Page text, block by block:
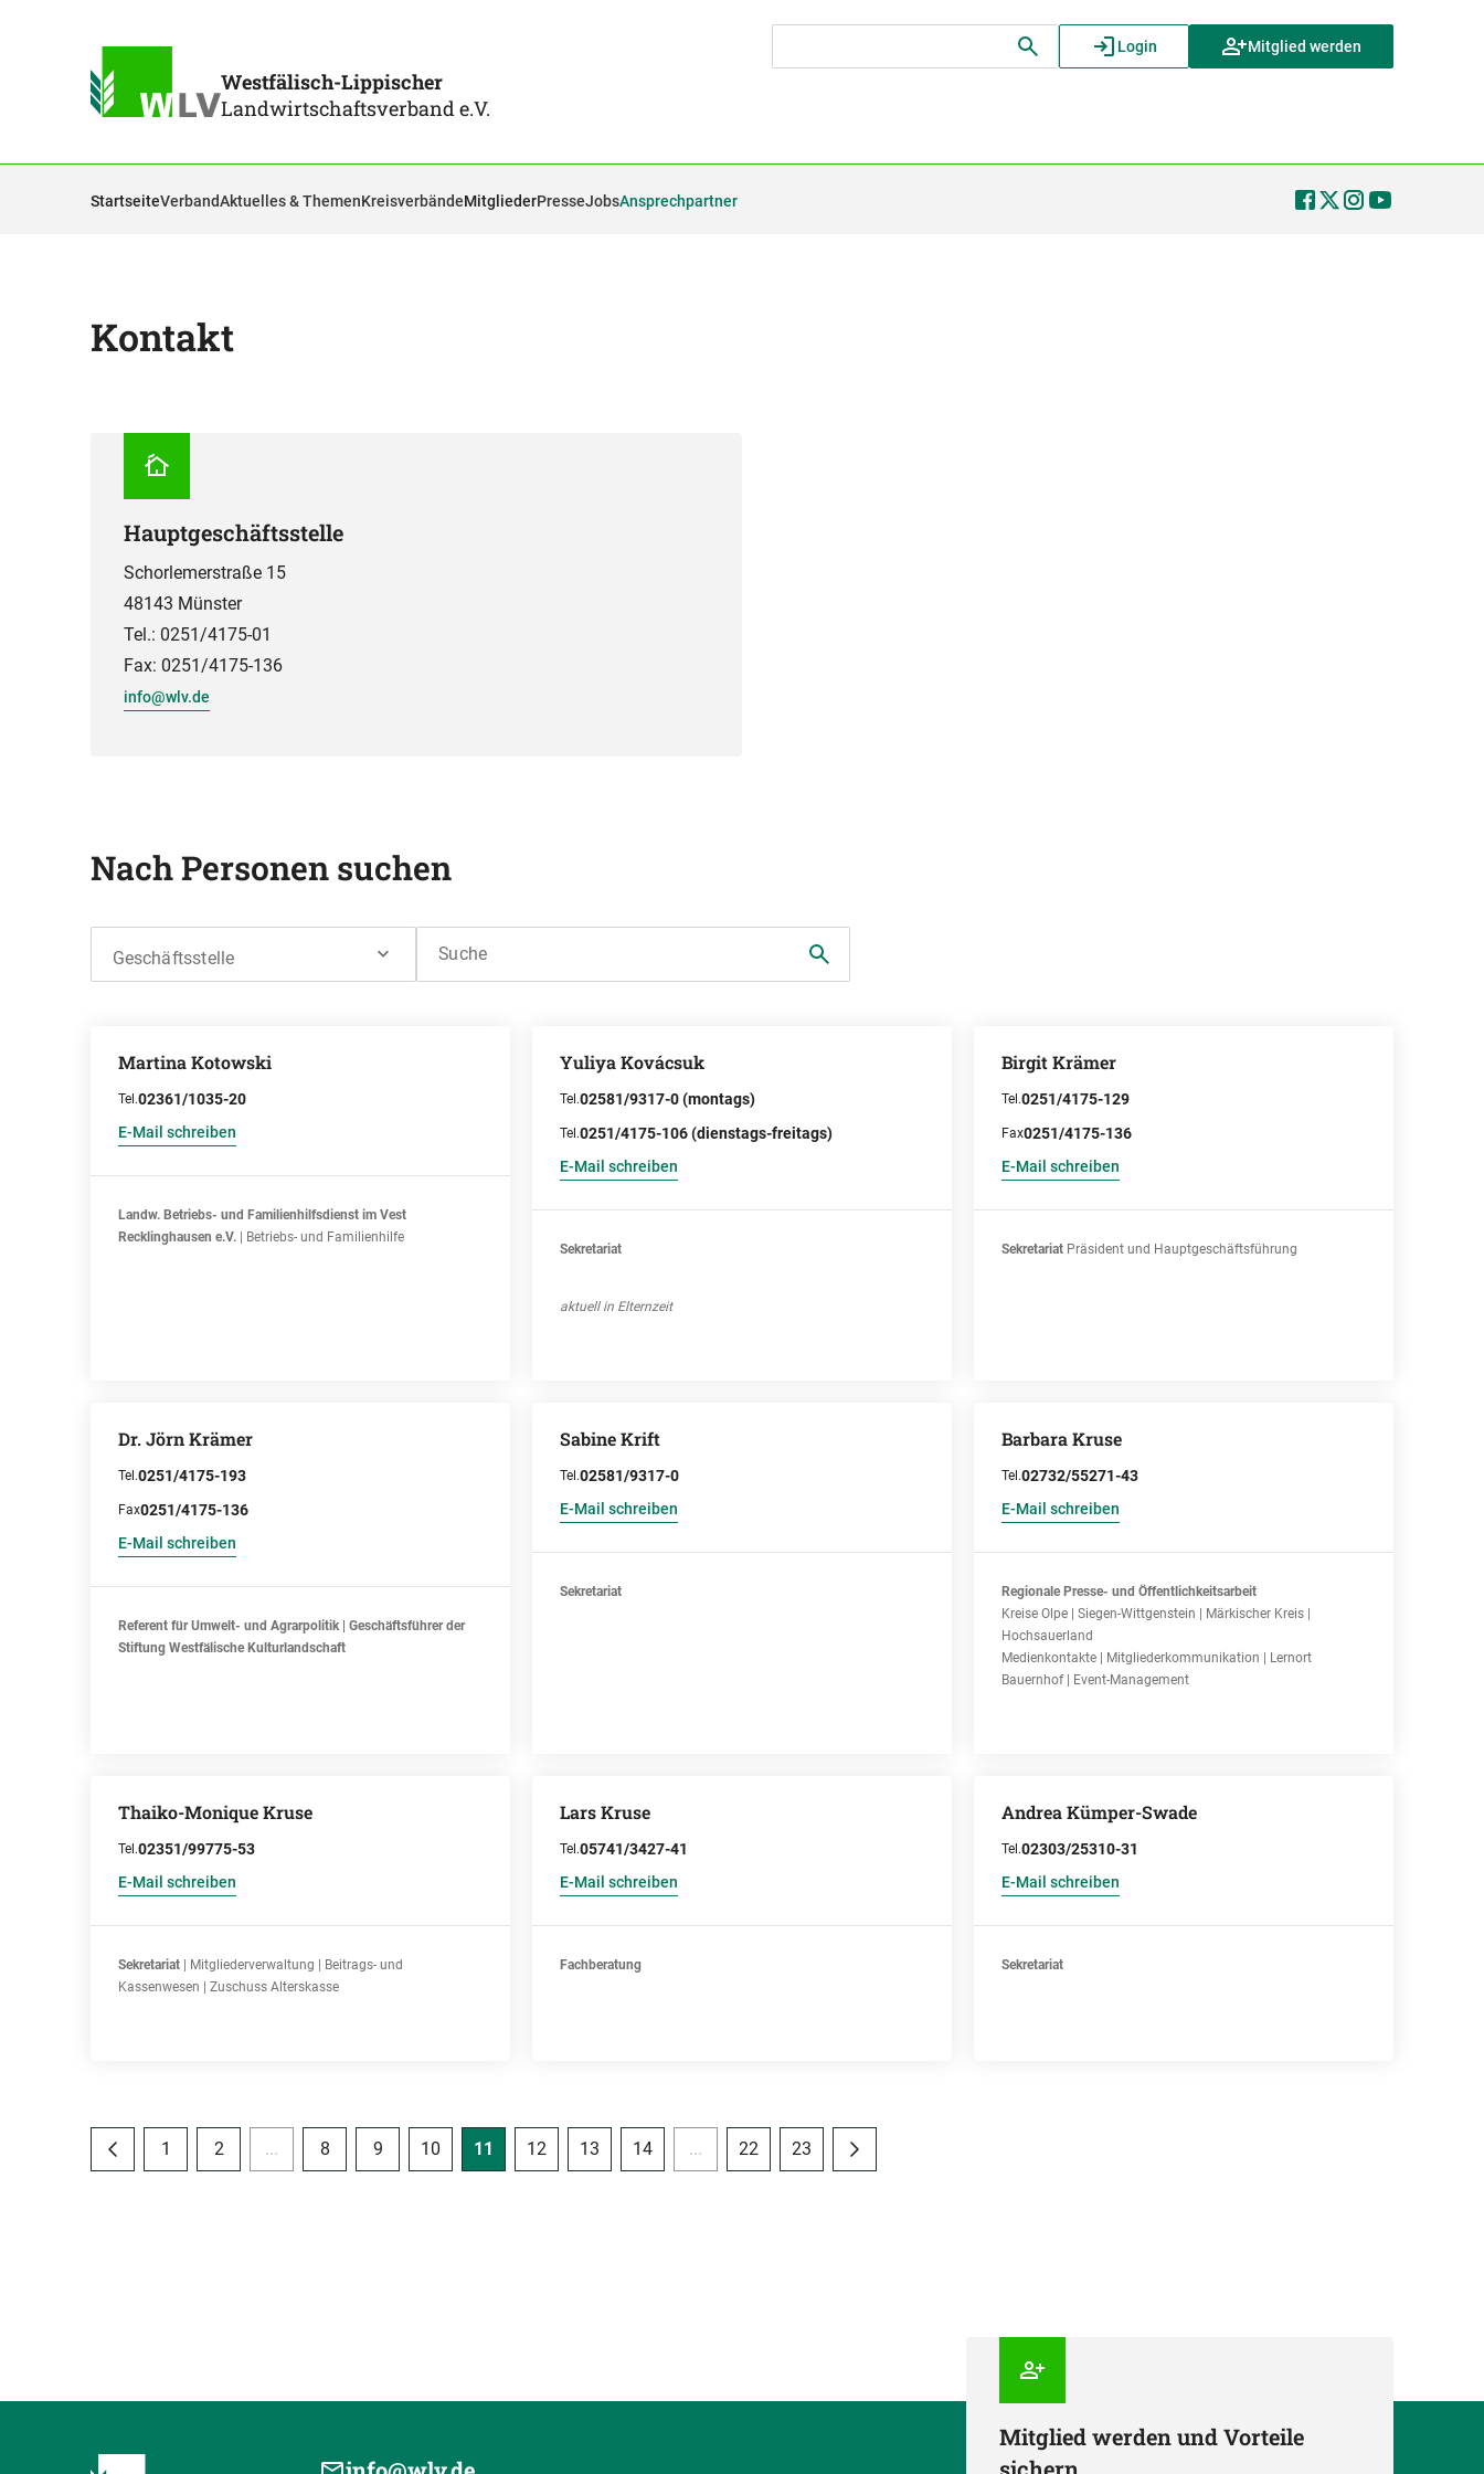
Westfälisch-Lippischer
Landwirtschaftsverband e.V.
Login Mitglied werden
StartseiteVerbandAktuelles & ThemenKreisverbändeMitgliederPresseJobsAnsprechpartner
Kontakt
Hauptgeschäftsstelle
Schorlemerstraße 15
48143 Münster
Tel.: 0251/4175-01
Fax: 0251/4175-136
info@wlv.de
Nach Personen suchen
Geschäftsstelle Suche
Martina Kotowski
Tel.02361/1035-20
E-Mail schreiben
Landw. Betriebs- und Familienhilfsdienst im Vest
Recklinghausen e.V.
| Betriebs- und Familienhilfe
Yuliya Kovácsuk
Tel.02581/9317-0 (montags)
Tel.0251/4175-106 (dienstags-freitags)
E-Mail schreiben
Sekretariat
aktuell in Elternzeit
Birgit Krämer
Tel.0251/4175-129
Fax0251/4175-136
E-Mail schreiben
Sekretariat Präsident und Hauptgeschäftsführung
Dr. Jörn Krämer
Tel.0251/4175-193
Fax0251/4175-136
E-Mail schreiben
Referent für Umwelt- und Agrarpolitik | Geschäftsführer der
Stiftung Westfälische Kulturlandschaft
Sabine Krift
Tel.02581/9317-0
E-Mail schreiben
Sekretariat
Barbara Kruse
Tel.02732/55271-43
E-Mail schreiben
Regionale Presse- und Öffentlichkeitsarbeit
Kreise Olpe | Siegen-Wittgenstein | Märkischer Kreis |
Hochsauerland
Medienkontakte | Mitgliederkommunikation | Lernort
Bauernhof | Event-Management
Thaiko-Monique Kruse
Tel.02351/99775-53
E-Mail schreiben
Sekretariat | Mitgliederverwaltung | Beitrags- und
Kassenwesen | Zuschuss Alterskasse
Lars Kruse
Tel.05741/3427-41
E-Mail schreiben
Fachberatung
Andrea Kümper-Swade
Tel.02303/25310-31
E-Mail schreiben
Sekretariat
1 2 ... 8 9 10 11 12 13 14 ... 22 23
Mitglied werden und Vorteile